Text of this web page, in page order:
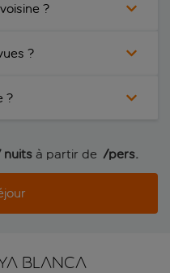
?
?
?
nuitsà partir de /pers.
BLANCA